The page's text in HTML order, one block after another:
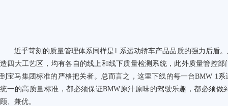
近乎苛刻的质量管理体系同样是1 系运动轿车产品品质的强力后盾
造四大工艺区，均有各自的线上和线下质量检测系统，此外质量管控
到宝马集团标准的严格把关者。总而言之，这里下线的每一台BMW 1系
统一的高质量标准，都必须保证BMW原汁原味的驾驶乐趣，都必须做
顾、兼优。